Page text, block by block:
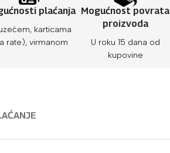
plaćanja
karticama
rate), virmanom
Mogućnost povrata
proizvoda
U roku 15 dana od
kupovine